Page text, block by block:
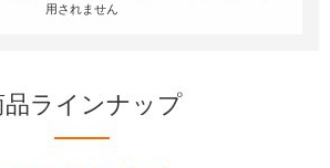
⽤されません
品ラインナップ